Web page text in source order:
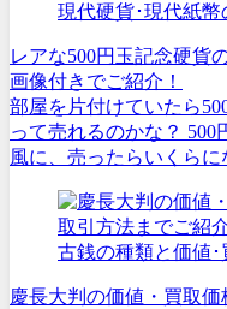
現代硬貨･現代紙幣
レアな500円玉記念硬貨
画像付きでご紹介！
部屋を片付けていたら
って売れるのかな？
風に、売ったらいくらに
古銭の種類と価値･
慶長大判の価値・買取